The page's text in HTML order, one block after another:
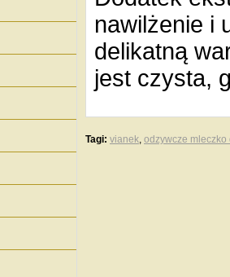
nawilżenie i
delikatną
jest czysta,
Tagi: vianek, odzywcze